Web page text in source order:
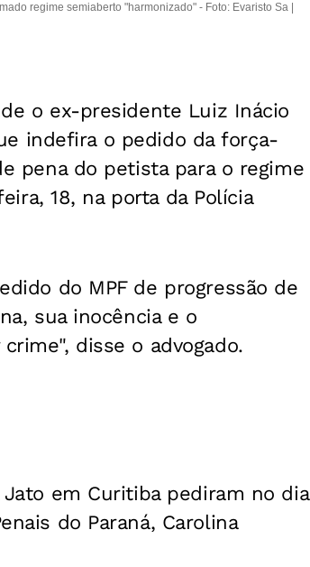
regime semiaberto "harmonizado" - Foto: Evaristo Sa |
o ex-presidente Luiz Inácio
indefira o pedido da força-
pena do petista para o regime
18, na porta da Polícia
do MPF de progressão de
sua inocência e o
disse o advogado.
Jato em Curitiba pediram no dia
do Paraná, Carolina